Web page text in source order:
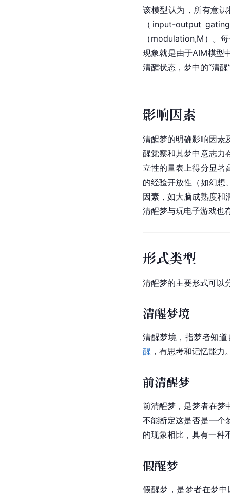
该模型认为，所有意
（input-output
（modulation,M）。
现象就是由于AIM模型
清醒状态，梦中的“清
影响因素
清醒梦的明确影响因素
醒觉察和其梦中意志力
立性的量表上得分显著
的经验开放性（如幻想
因素，如大脑成熟度和
清醒梦与玩电子游戏也
形式类型
清醒梦的主要形式可以
清醒梦境
清醒梦境，指梦者知
醒 ，有思考和记忆能
前清醒梦
前清醒梦，是梦者在梦
不能断定这是否是一个
的现象相比，具有一种
假醒梦
假醒梦，是梦者在梦